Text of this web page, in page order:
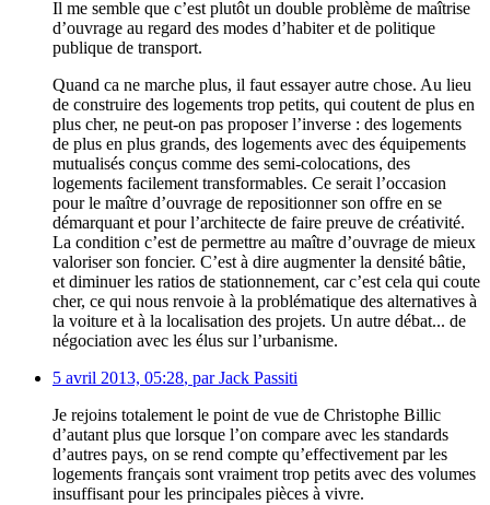
Il me semble que c’est plutôt un double problème de maîtrise
d’ouvrage au regard des modes d’habiter et de politique
publique de transport.
Quand ca ne marche plus, il faut essayer autre chose. Au lieu
de construire des logements trop petits, qui coutent de plus en
plus cher, ne peut-on pas proposer l’inverse : des logements
de plus en plus grands, des logements avec des équipements
mutualisés conçus comme des semi-colocations, des
logements facilement transformables. Ce serait l’occasion
pour le maître d’ouvrage de repositionner son offre en se
démarquant et pour l’architecte de faire preuve de créativité.
La condition c’est de permettre au maître d’ouvrage de mieux
valoriser son foncier. C’est à dire augmenter la densité bâtie,
et diminuer les ratios de stationnement, car c’est cela qui coute
cher, ce qui nous renvoie à la problématique des alternatives à
la voiture et à la localisation des projets. Un autre débat... de
négociation avec les élus sur l’urbanisme.
5 avril 2013, 05:28, parJack Passiti
Je rejoins totalement le point de vue de Christophe Billic
d’autant plus que lorsque l’on compare avec les standards
d’autres pays, on se rend compte qu’effectivement par les
logements français sont vraiment trop petits avec des volumes
insuffisant pour les principales pièces à vivre.